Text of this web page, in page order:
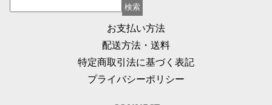
お支払い方法
配送方法・送料
特定商取引法に基づく表記
プライバシーポリシー